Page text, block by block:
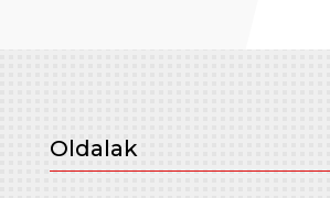
Oldalak